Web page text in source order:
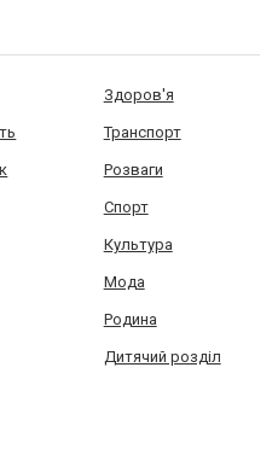
Здоров'я
Транспорт
Розваги
Спорт
Культура
Мода
Родина
Дитячий розділ